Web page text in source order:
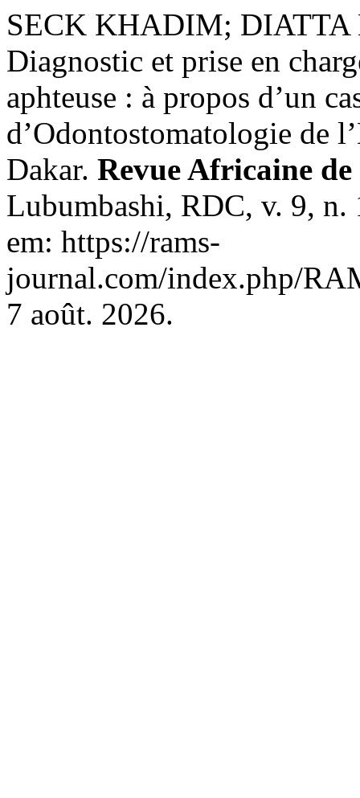
SECK KHADIM;
Diagnostic et prise en
aphteuse : à propos d’un
d’Odontostomatologie de
Dakar. Revue Africaine
Lubumbashi, RDC, v. 9,
em: https://rams-
journal.com/index.php/
7 août. 2026.